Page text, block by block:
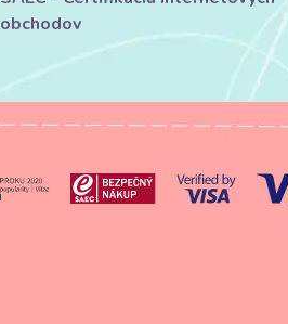
obchodov